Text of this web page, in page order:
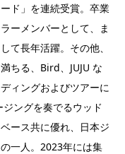
ド」を連続受賞。卒業
ーメンバーとして、ま
て長年活躍。その他、
ちる、Bird、JUJU な
ィングおよびツアーに
ングを奏でるウッド
ース共に優れ、日本ジ
一人。2023年には集